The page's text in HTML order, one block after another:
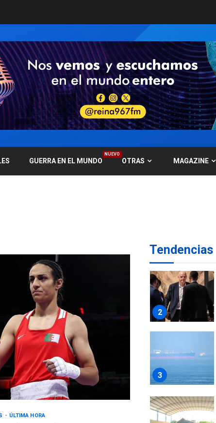
GUERRA EN EL MUNDO
NUEVO
OTRAS MAGAZINE
ÚLTIMA HORA
Tendencias
6
7
2
3